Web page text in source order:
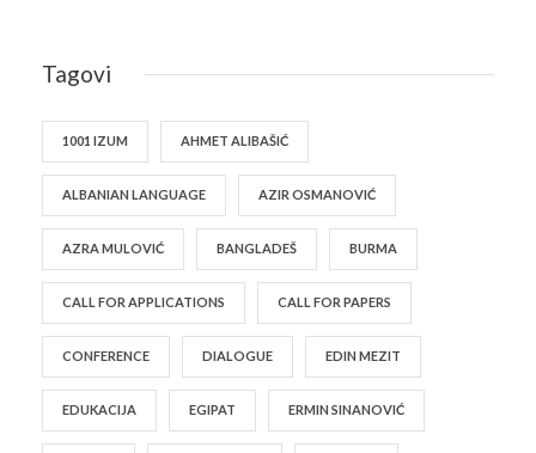
Tagovi
1001 IZUM AHMET ALIBAŠIĆ
ALBANIAN LANGUAGE AZIR OSMANOVIĆ
AZRA MULOVIĆ BANGLADEŠ BURMA
CALL FOR APPLICATIONS CALL FOR PAPERS
CONFERENCE DIALOGUE EDIN MEZIT
EDUKACIJA EGIPAT ERMIN SINANOVIĆ